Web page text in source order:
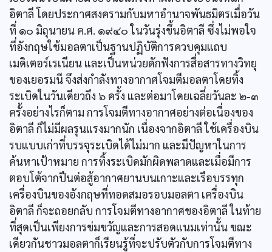
อิตาลี โดยประกาศสงครามกับมหาอำนาจพันธมิตรเมื่อวัน
ที่ ๑๐ มิถุนายน ค.ศ. ๑๙๔๐ ในวันรุ่งขึ้นอิตาลี ซึ่งไม่พอใจ
ที่อังกฤษใช้มอลตาเป็นฐานปฏิบัติการควบคุมแถบ
เมดิเตอร์เรเนียน และเป็นหน่วยดักฟังการสื่อสารทางวิทยุ
ของเยอรมนี จึงส่งกำลังทางอากาศโจมตีมอลตาโดยทิ้ง
ระเบิดในวันเดียวถึง ๖ ครั้ง และต่อมาโดยเฉลี่ยวันละ ๒-๓
ครั้งอย่างไรก็ตาม การโจมตีทางอากาศอย่างต่อเนื่องของ
อิตาลี ก็ไม่มีผลรุนแรงมากนัก เนื่องจากอิตาลี ใช้เครื่องบิน
รบแบบเก่าที่บรรจุระเบิดได้ไม่มาก และมีปัญหาในการ
ค้นหาเป้าหมาย การทิ้งระเบิดมักผิดพลาดและเมื่อมีการ
ตอบโต้จากปืนต่อสู้อากาศยานบนเกาะและเรือบรรทุก
เครื่องบินของอังกฤษที่ทอดสมอรอบมอลตา เครื่องบิน
อิตาลี ก็จะถอยกลับ การโจมตีทางอากาศของอิตาลี ในท้าย
ที่สุดเป็นเพียงการข่มขวัญและการสอดแนมเท่านั้น ขณะ
เดียวกันชาวมอลตาก็เรียนรู้ที่จะปรับตัวกับการโจมตีทาง